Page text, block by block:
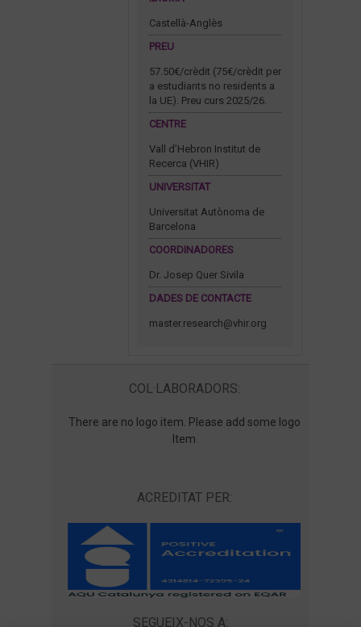
Castellà-Anglès
PREU
57.50€/crèdit (75€/crèdit per
a estudiants no residents a
la UE). Preu curs 2025/26.
CENTRE
Vall d’Hebron Institut de
Recerca (VHIR)
UNIVERSITAT
Universitat Autònoma de
Barcelona
COORDINADORES
Dr. Josep Quer Sivila
DADES DE CONTACTE
master.research@vhir.org
COL·LABORADORS:
There are no logo item. Please add some logo
Item
ACREDITAT PER:
SEGUEIX-NOS A: